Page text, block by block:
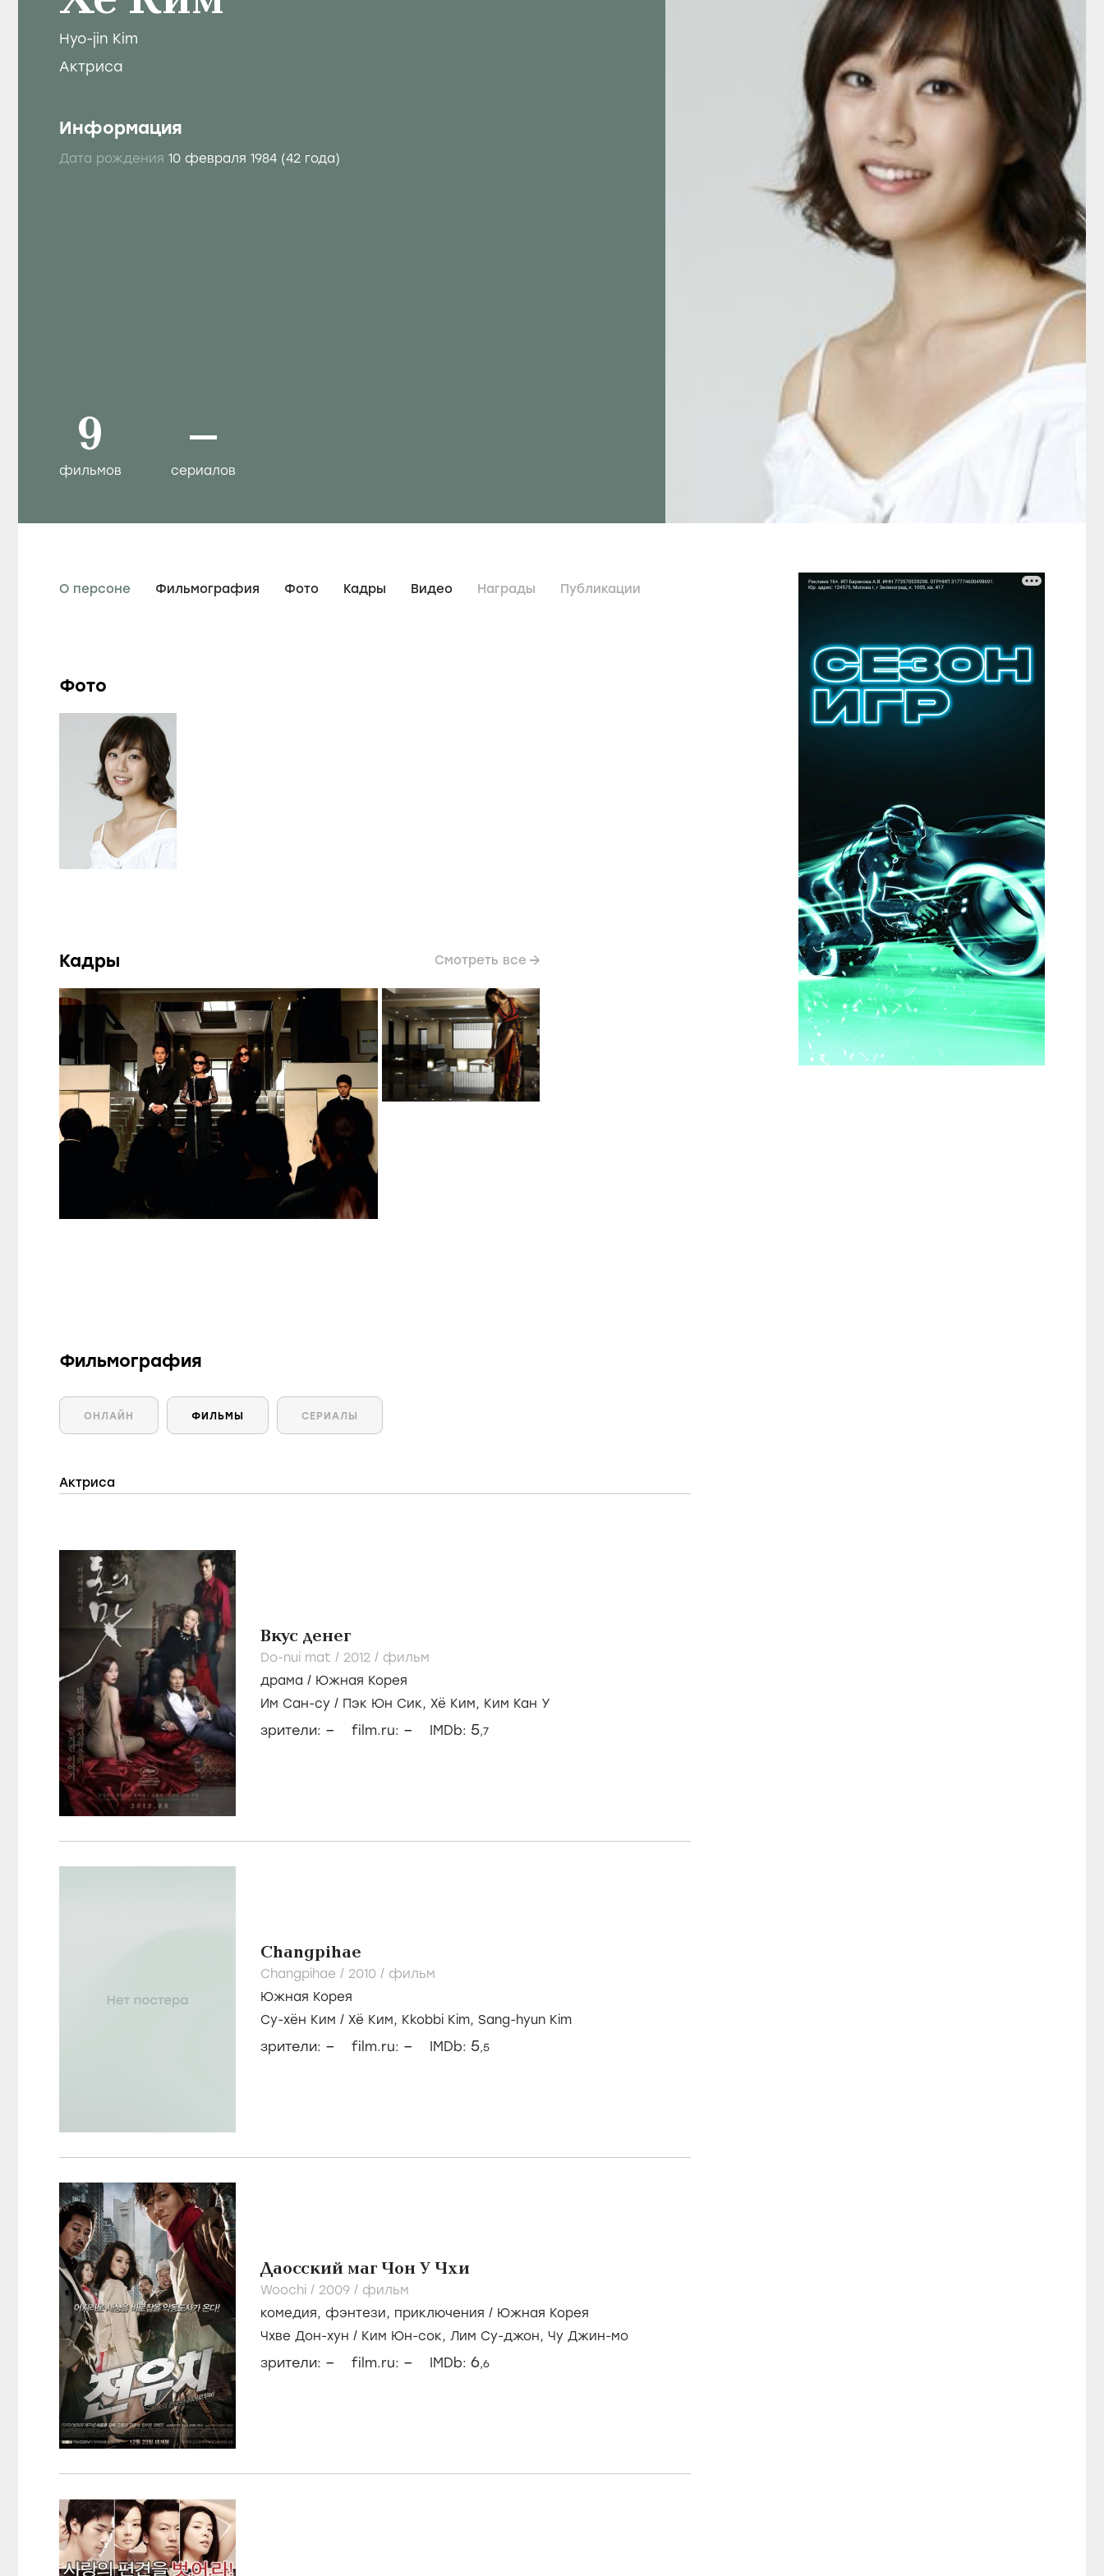
Hyo-jin Kim
Актриса
Информация
Дата рождения 10 февраля 1984 (42 года)
9
фильмов
–
сериалов
О персоне Фильмография Фото Кадры Видео Награды Публикации
Фото
Кадры Смотреть все
Фильмография
ОНЛАЙН ФИЛЬМЫ СЕРИАЛЫ
Актриса
Вкус денег
Do-nui mat / 2012 / фильм
драма / Южная Корея
Им Сан-су / Пэк Юн Сик, Хё Ким, Ким Кан У
зрители: – film.ru: – IMDb: 5,7
Changpihae
Changpihae / 2010 / фильм
Южная Корея
Су-хён Ким / Хё Ким, Kkobbi Kim, Sang-hyun Kim
зрители: – film.ru: – IMDb: 5,5
Даосский маг Чон У Чхи
Woochi / 2009 / фильм
комедия, фэнтези, приключения / Южная Корея
Чхве Дон-хун / Ким Юн-сок, Лим Су-джон, Чу Джин-мо
зрители: – film.ru: – IMDb: 6,6